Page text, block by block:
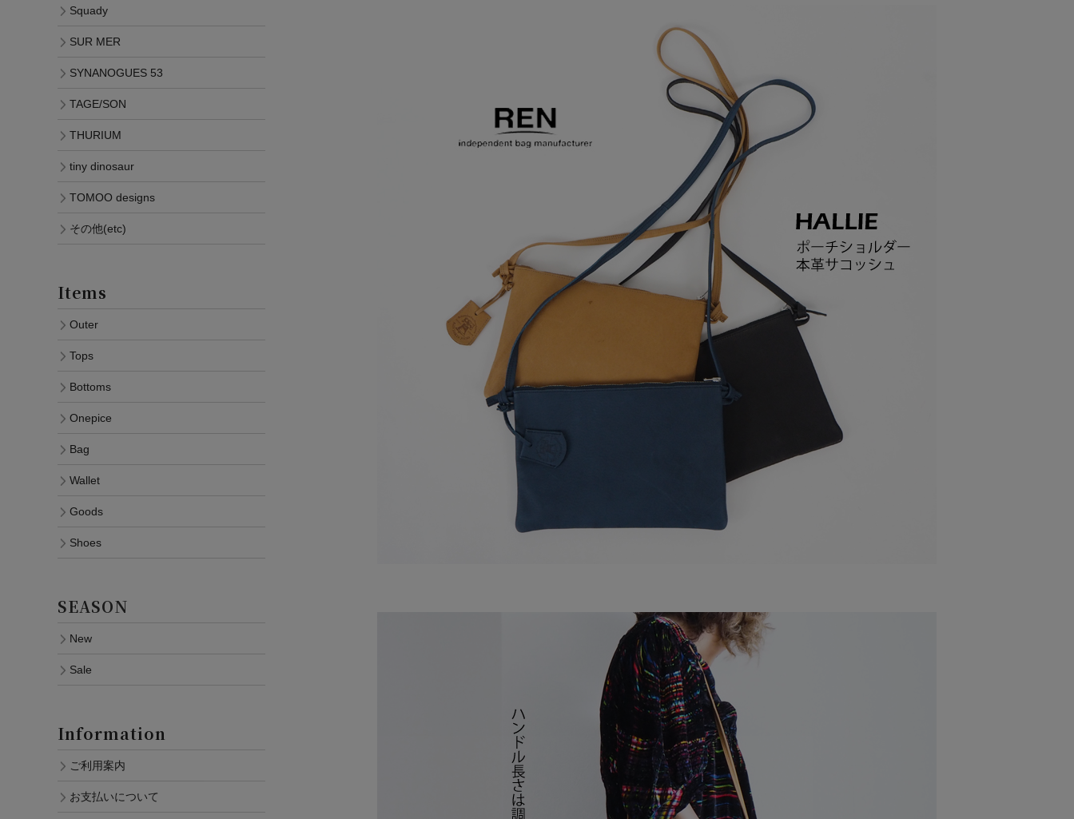
REN
SYNANOGUE
TAGE/SON
THURIUM
tiny dinosaur
TOMOO
designs
その他(etc)
Squady
SUR MER
SYNANOGUES 53
TAGE/SON
THURIUM
tiny dinosaur
TOMOO designs
その他(etc)
Items
Outer
Tops
Bottoms
Onepice
Bag
Wallet
Goods
Shoes
SEASON
New
Sale
Information
ご利用案内
お支払いについて